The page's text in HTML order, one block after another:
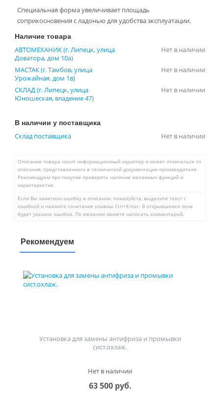
Специальная форма увеличивает площадь
соприкосновения с ладонью для удобства эксплуатации.
Наличие товара
АВТОМЕХАНИК (г. Липецк, улица
Доватора, дом 10а)
Нет в наличии
МАСТАК (г. Тамбов, улица
Урожайная, дом 1в)
Нет в наличии
СКЛАД (г. Липецк, улица
Юношеская, владение 47)
Нет в наличии
В наличии у поставщика
Склад поставщика Нет в наличии
Описание товара носит информационный характер и может отличаться от
описания, представленного в технической документации производителя.
Рекомендуем при покупке проверять наличие желаемых функций и
характеристик.
Если Вы заметили ошибку в описании, пожалуйста, выделите текст с
ошибкой и нажмите сочетание клавиш Ctrl+Enter. В открывшемся окне
будет указана ошибка. По желанию можете написать комментарий.
Рекомендуем
Установка для замены антифриза и промывки
сист.охлаж.
Нет в наличии
63 500 руб.